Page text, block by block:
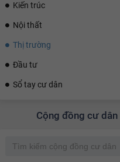
Kiến trúc
Nội thất
Thị trường
Đầu tư
Sổ tay cư dân
Cộng đồng cư dân